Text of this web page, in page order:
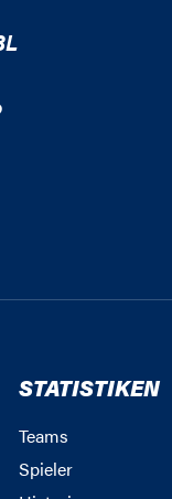
STATISTIKEN
Teams
Spieler